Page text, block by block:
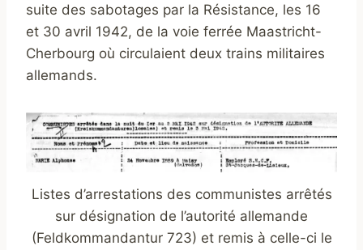
suite des sabotages par la Résistance, les 16
et 30 avril 1942, de la voie ferrée Maastricht-
Cherbourg où circulaient deux trains militaires
allemands.
Listes d’arrestations des communistes arrêtés
sur désignation de l’autorité allemande
(Feldkommandantur 723) et remis à celle-ci le